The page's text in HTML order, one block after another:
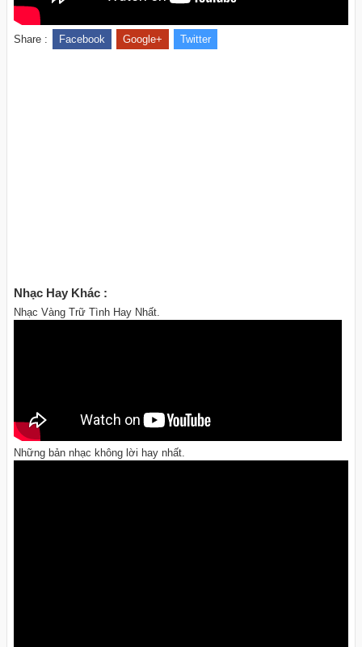
Share : Facebook Google+ Twitter
Nhạc Hay Khác :
Nhạc Vàng Trữ Tình Hay Nhất.
Những bản nhạc không lời hay nhất.